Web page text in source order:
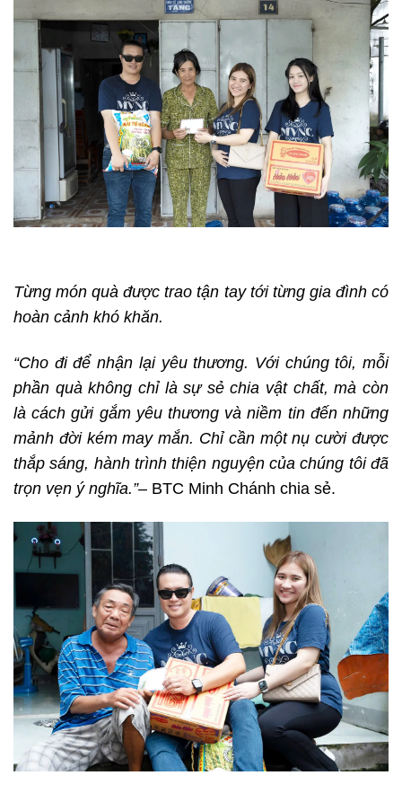
Từng món quà được trao tận tay tới từng gia đình có
hoàn cảnh khó khăn.
“Cho đi để nhận lại yêu thương. Với chúng tôi, mỗi
phần quà không chỉ là sự sẻ chia vật chất, mà còn
là cách gửi gắm yêu thương và niềm tin đến những
mảnh đời kém may mắn. Chỉ cần một nụ cười được
thắp sáng, hành trình thiện nguyện của chúng tôi đã
trọn vẹn ý nghĩa.”– BTC Minh Chánh chia sẻ.